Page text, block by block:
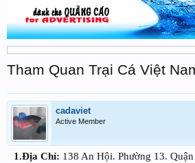
Tham Quan Trại Cá Việt
cadaviet
Active Member
1.Địa Chỉ: 138 An Hội. Phường 13.